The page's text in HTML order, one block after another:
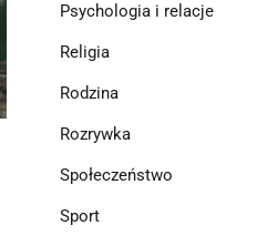
Psychologia i relacje
Religia
Rodzina
Rozrywka
Społeczeństwo
Sport